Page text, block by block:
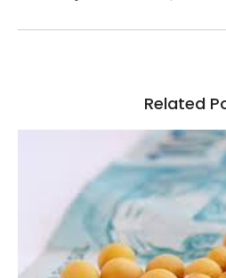
Related